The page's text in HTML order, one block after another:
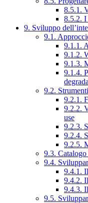
8.5.1.
8.5.2.
9. Sviluppo
9.1.
9.1.1.
9.1.2.
9.1.3.
9.1.4.
9.2.
9.2.1.
9.2.2.
use
9.2.3.
9.2.4.
9.2.5.
9.3.
9.4.
9.4.1.
9.4.2.
9.4.3.
9.5.